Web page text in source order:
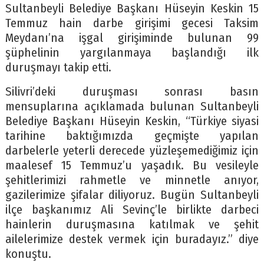
Sultanbeyli Belediye Başkanı Hüseyin Keskin 15
Temmuz hain darbe girişimi gecesi Taksim
Meydanı’na işgal girişiminde bulunan 99
şüphelinin yargılanmaya başlandığı ilk
duruşmayı takip etti.
Silivri’deki duruşması sonrası basın
mensuplarına açıklamada bulunan Sultanbeyli
Belediye Başkanı Hüseyin Keskin, “Türkiye siyasi
tarihine baktığımızda geçmişte yapılan
darbelerle yeterli derecede yüzleşemediğimiz için
maalesef 15 Temmuz’u yaşadık. Bu vesileyle
şehitlerimizi rahmetle ve minnetle anıyor,
gazilerimize şifalar diliyoruz. Bugün Sultanbeyli
ilçe başkanımız Ali Sevinç’le birlikte darbeci
hainlerin duruşmasına katılmak ve şehit
ailelerimize destek vermek için buradayız.” diye
konuştu.